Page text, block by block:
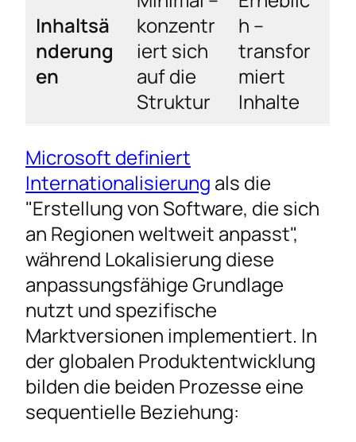
Inhaltsä
nderung
en
konzentr
iert sich
auf die
Struktur
h –
transfor
miert
Inhalte
Microsoft definiert
Internationalisierung als die
"Erstellung von Software, die sich
an Regionen weltweit anpasst",
während Lokalisierung diese
anpassungsfähige Grundlage
nutzt und spezifische
Marktversionen implementiert. In
der globalen Produktentwicklung
bilden die beiden Prozesse eine
sequentielle Beziehung: